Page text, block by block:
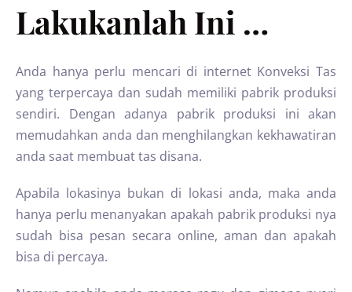
Lakukanlah Ini …
Anda hanya perlu mencari di internet Konveksi Tas
yang terpercaya dan sudah memiliki pabrik produksi
sendiri. Dengan adanya pabrik produksi ini akan
memudahkan anda dan menghilangkan kekhawatiran
anda saat membuat tas disana.
Apabila lokasinya bukan di lokasi anda, maka anda
hanya perlu menanyakan apakah pabrik produksi nya
sudah bisa pesan secara online, aman dan apakah
bisa di percaya.